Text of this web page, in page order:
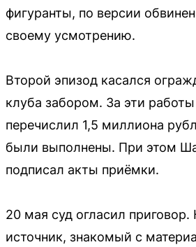
фигуранты, по версии
своему усмотрению.
Второй эпизод касался
клуба забором. За эти
перечислил 1,5 миллиона
были выполнены. При этом
подписал акты приёмки.
20 мая суд огласил
источник, знакомый с